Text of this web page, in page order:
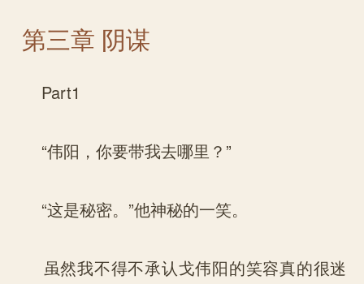
第三章 阴谋
Part1
“伟阳，你要带我去哪里？”
“这是秘密。”他神秘的一笑。
虽然我不得不承认戈伟阳的笑容真的很迷